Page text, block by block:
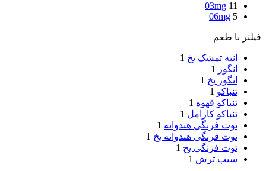
03mg 11
06mg 5
فیلتر با طعم
انبه تمشک یخ 1
انگور
1
انگور یخ 1
تنباکو 1
تنباکو قهوه 1
تنباکو کارامل 1
توت فرنگی هندوانه 1
توت فرنگی هندوانه یخ 1
توت فرنگی یخ 1
سیب ترش 1